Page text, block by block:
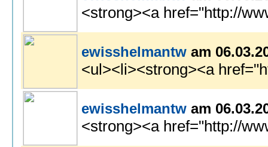
<strong><a href="http://
ewisshelmantw am
<ul><li><strong><a
ewisshelmantw am
<strong><a href="http://